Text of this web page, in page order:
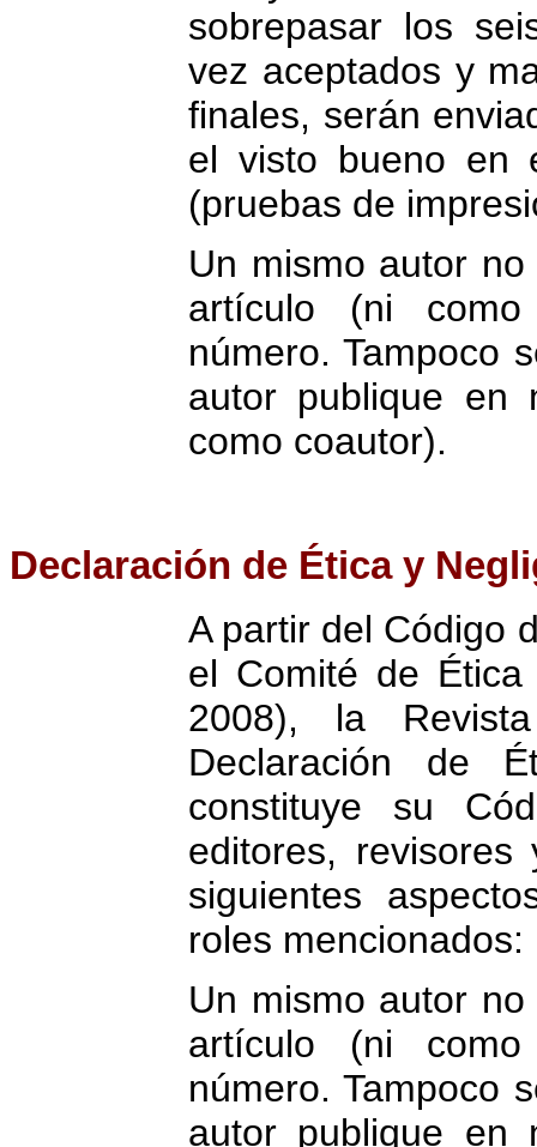
sobrepasar los
vez aceptados y
finales, serán
el visto bueno en
(pruebas de
Un mismo autor
artículo (ni
número. Tampoco
autor publique en
como coautor).
Declaración de Ética y
A partir del Código
el Comité de Ética
2008), la
Declaración de
constituye su
editores,
siguientes
roles mencionados:
Un mismo autor
artículo (ni
número. Tampoco
autor publique en